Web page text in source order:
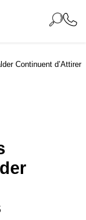
Continuent d’Attirer